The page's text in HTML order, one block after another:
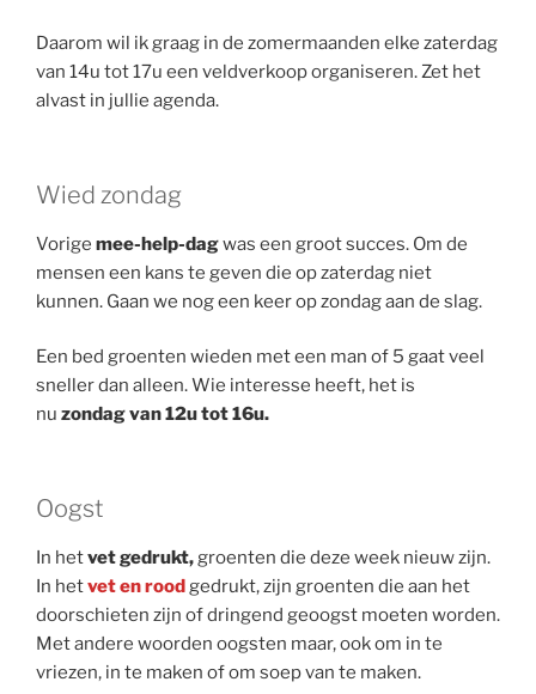
Daarom wil ik graag in de zomermaanden elke zaterdag
van 14u tot 17u een veldverkoop organiseren. Zet het
alvast in jullie agenda.
Wied zondag
Vorige mee-help-dagwas een groot succes. Om de
mensen een kans te geven die op zaterdag niet
kunnen. Gaan we nog een keer op zondag aan de slag.
Een bed groenten wieden met een man of 5 gaat veel
sneller dan alleen. Wie interesse heeft, het is
nu zondag van 12u tot 16u.
Oogst
In hetvet gedrukt,groenten die deze week nieuw zijn.
In hetvet en roodgedrukt, zijn groenten die aan het
doorschieten zijn of dringend geoogst moeten worden.
Met andere woorden oogsten maar, ook om in te
vriezen, in te maken of om soep van te maken.